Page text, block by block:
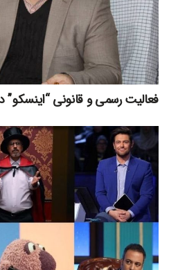
فعالیت رسمی و قانونی “اینسکو”